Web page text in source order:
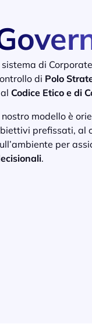
sistema di
di Polo
Codice Etico e di
nostro modello è
prefissati, al
per
.